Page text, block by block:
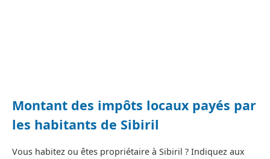
Montant des impôts locaux payés par
les habitants de Sibiril
Vous habitez ou êtes propriétaire à Sibiril ? Indiquez aux